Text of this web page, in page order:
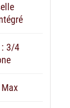
: 3/4